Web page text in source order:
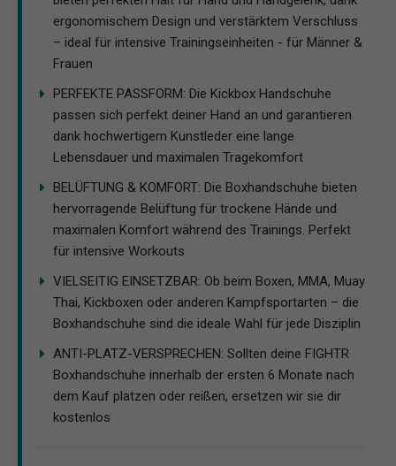
ergonomischem Design und verstärktem Verschluss
– ideal für intensive Trainingseinheiten - für Männer &
Frauen
PERFEKTE PASSFORM: Die Kickbox Handschuhe
passen sich perfekt deiner Hand an und garantieren
dank hochwertigem Kunstleder eine lange
Lebensdauer und maximalen Tragekomfort
BELÜFTUNG & KOMFORT: Die Boxhandschuhe bieten
hervorragende Belüftung für trockene Hände und
maximalen Komfort während des Trainings. Perfekt
für intensive Workouts
VIELSEITIG EINSETZBAR: Ob beim Boxen, MMA, Muay
Thai, Kickboxen oder anderen Kampfsportarten – die
Boxhandschuhe sind die ideale Wahl für jede Disziplin
ANTI-PLATZ-VERSPRECHEN: Sollten deine FIGHTR
Boxhandschuhe innerhalb der ersten 6 Monate nach
dem Kauf platzen oder reißen, ersetzen wir sie dir
kostenlos